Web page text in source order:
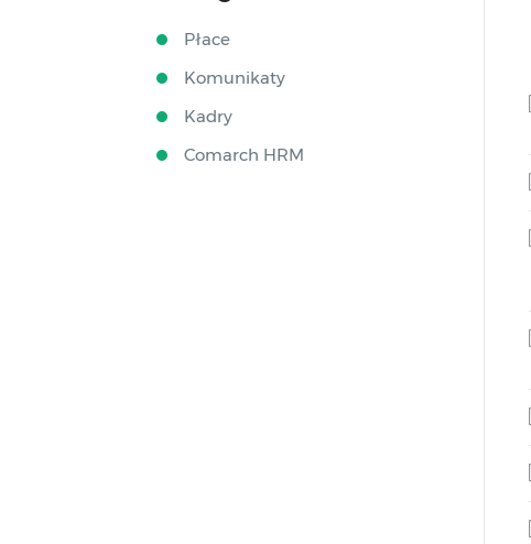
Płace
Komunikaty
Kadry
Comarch HRM